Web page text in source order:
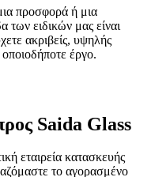
προσφορά ή μια
ειδικών μας είναι
ακριβείς, υψηλής
οποιοδήποτε έργο.
Saida Glass
εταιρεία κατασκευής
το αγορασμένο